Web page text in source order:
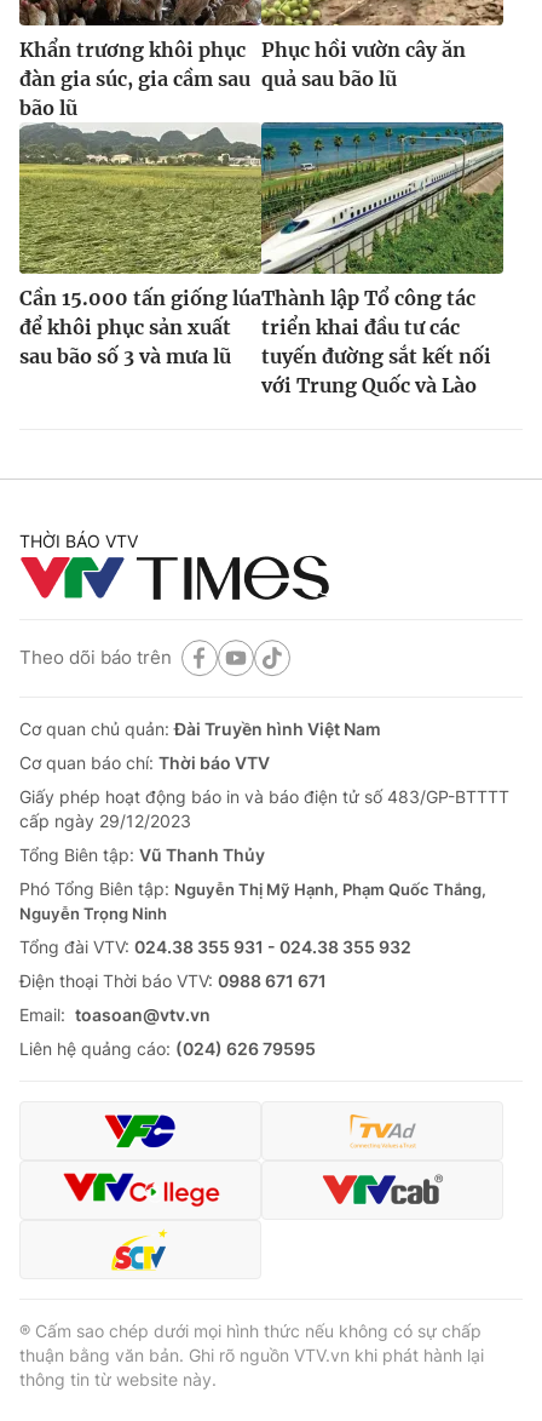
Khẩn trương khôi phục
đàn gia súc, gia cầm sau
bão lũ
Phục hồi vườn cây ăn
quả sau bão lũ
Cần 15.000 tấn giống lúa
để khôi phục sản xuất
sau bão số 3 và mưa lũ
Thành lập Tổ công tác
triển khai đầu tư các
tuyến đường sắt kết nối
với Trung Quốc và Lào
THỜI BÁO VTV
Theo dõi báo trên
Cơ quan chủ quản:Đài Truyền hình Việt Nam
Cơ quan báo chí: Thời báo VTV
Giấy phép hoạt động báo in và báo điện tử số 483/GP-BTTTT
cấp ngày 29/12/2023
Tổng Biên tập: Vũ Thanh Thủy
Phó Tổng Biên tập: Nguyễn Thị Mỹ Hạnh, Phạm Quốc Thắng,
Nguyễn Trọng Ninh
Tổng đài VTV: 024.38 355 931 - 024.38 355 932
Ðiện thoại Thời báo VTV: 0988 671 671
Email: toasoan@vtv.vn
Liên hệ quảng cáo: (024) 626 79595
® Cấm sao chép dưới mọi hình thức nếu không có sự chấp
thuận bằng văn bản. Ghi rõ nguồn VTV.vn khi phát hành lại
thông tin từ website này.